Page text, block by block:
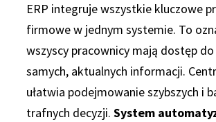
ERP integruje wszystkie kluczowe
firmowe w jednym systemie. To
wszyscy pracownicy mają dostęp
samych, aktualnych informacji.
ułatwia podejmowanie szybszych i
trafnych decyzji.System